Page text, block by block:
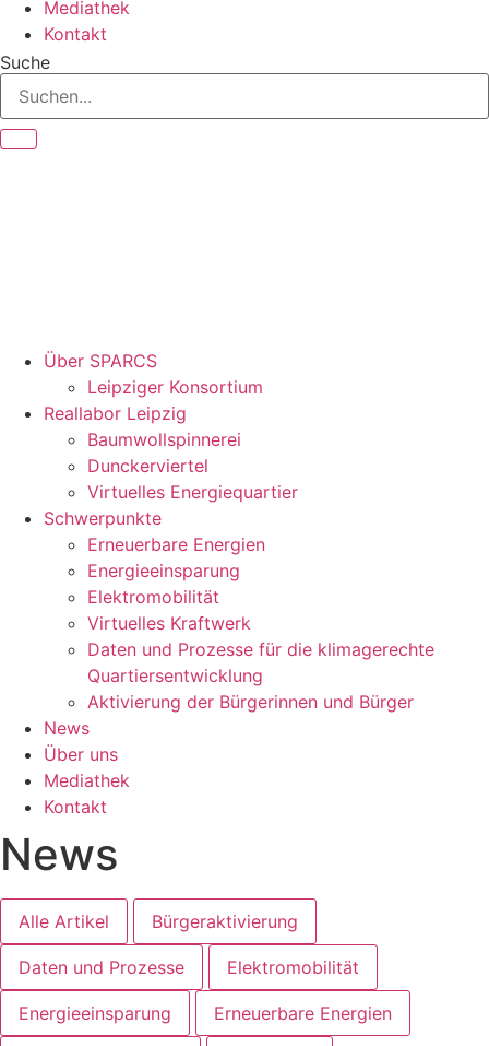
Mediathek
Kontakt
Suche
Über SPARCS
Leipziger Konsortium
Reallabor Leipzig
Baumwollspinnerei
Dunckerviertel
Virtuelles Energiequartier
Schwerpunkte
Erneuerbare Energien
Energieeinsparung
Elektromobilität
Virtuelles Kraftwerk
Daten und Prozesse für die klimagerechte
Quartiersentwicklung
Aktivierung der Bürgerinnen und Bürger
News
Über uns
Mediathek
Kontakt
News
Alle Artikel Bürgeraktivierung
Daten und Prozesse Elektromobilität
Energieeinsparung Erneuerbare Energien